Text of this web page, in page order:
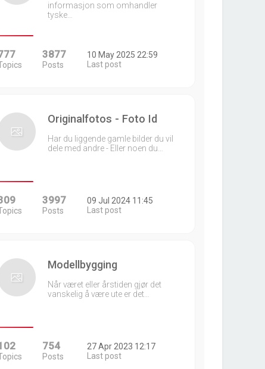
informasjon som omhandler
tyske…
3877
Posts
10 May 2025 22:59
Last post
Originalfotos - Foto Id
Har du liggende gamle bilder du vil
dele med andre - Eller noen du…
3997
Posts
09 Jul 2024 11:45
Last post
Modellbygging
Når været eller årstiden gjør det
vanskelig å være ute er det…
754
Posts
27 Apr 2023 12:17
Last post